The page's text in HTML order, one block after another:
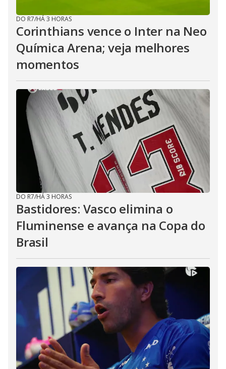
DO R7/HÁ 3 HORAS
Corinthians vence o Inter na Neo
Química Arena; veja melhores
momentos
DO R7/HÁ 3 HORAS
Bastidores: Vasco elimina o
Fluminense e avança na Copa do
Brasil